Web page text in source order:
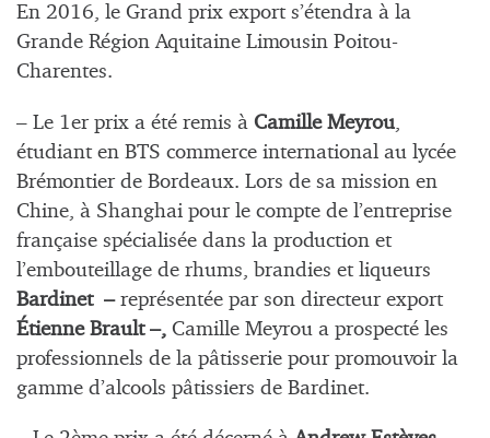
En 2016, le Grand prix export s’étendra à la
Grande Région Aquitaine Limousin Poitou-
Charentes.
– Le 1er prix a été remis à Camille Meyrou
étudiant en BTS commerce international au lycée
Brémontier de Bordeaux. Lors de sa mission en
Chine, à Shanghai pour le compte de l’entreprise
française spécialisée dans la production et
l’embouteillage de rhums,
brandies et liqueurs
Bardinet – représentée par son directeur export
Étienne Brault –, Camille Meyrou a prospecté les
professionnels de la pâtisserie pour promouvoir la
gamme d’alcools pâtissiers de Bardinet.